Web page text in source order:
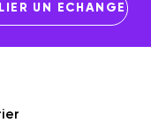
UN ECHANGE